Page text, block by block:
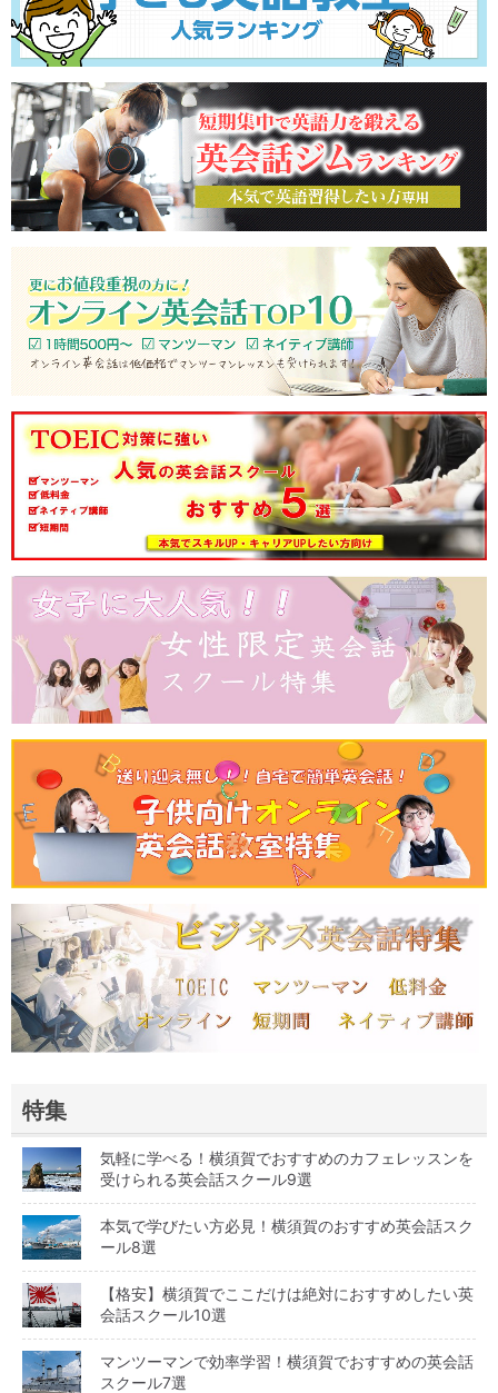
特集
気軽に学べる！横須賀でおすすめのカフェレッスンを
受けられる英会話スクール9選
本気で学びたい方必見！横須賀のおすすめ英会話スク
ール8選
【格安】横須賀でここだけは絶対におすすめしたい英
会話スクール10選
マンツーマンで効率学習！横須賀でおすすめの英会話
スクール7選